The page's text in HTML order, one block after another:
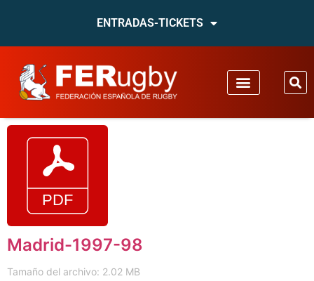
ENTRADAS-TICKETS
Madrid-1997-98
Tamaño del archivo: 2.02 MB